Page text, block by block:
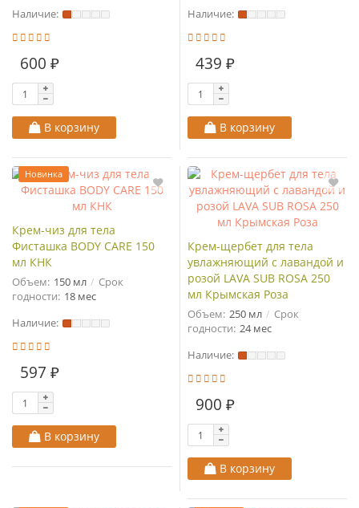
Наличие:
600 ₽
В корзину
Наличие:
439 ₽
В корзину
Новинка
Крем-чиз для тела
Фисташка BODY CARE 150
мл КНК
Объем: 150 мл
Срок
годности: 18 мес
Наличие:
597 ₽
В корзину
Крем-щербет для тела
увлажняющий с лавандой и
розой LAVA SUB ROSA 250
мл Крымская Роза
Объем: 250 мл
Срок
годности: 24 мес
Наличие:
900 ₽
В корзину